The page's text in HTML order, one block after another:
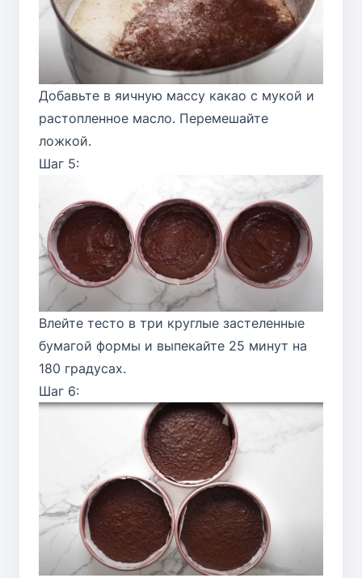
Добавьте в яичную массу какао с мукой и
растопленное масло. Перемешайте
ложкой.
Шаг 5:
Влейте тесто в три круглые застеленные
бумагой формы и выпекайте 25 минут на
180 градусах.
Шаг 6: